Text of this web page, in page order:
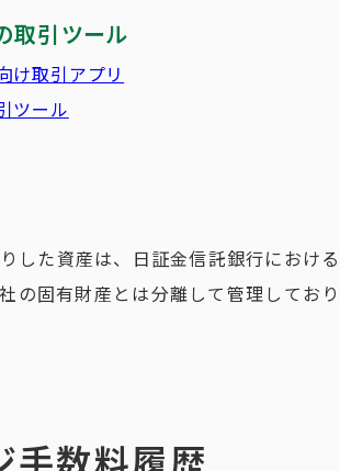
取引ツール
け取引アプリ
ツール
した資産は、日証金信託銀行における
の固有財産とは分離して管理しており
手数料履歴